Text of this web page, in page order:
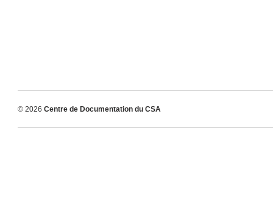
© 2026 Centre de Documentation du CSA